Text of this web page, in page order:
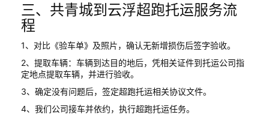
三、共青城到云浮超跑托运服务流
程
1、对比《验车单》及照片，确认无新增损伤后签字验收。
2、提取车辆：车辆到达目的地后，凭相关证件到托运公司指
定地点提取车辆，并进行验收。
3、确定没有问题后，签定超跑托运相关协议文件。
4、我们公司接车并依约，执行超跑托运任务。